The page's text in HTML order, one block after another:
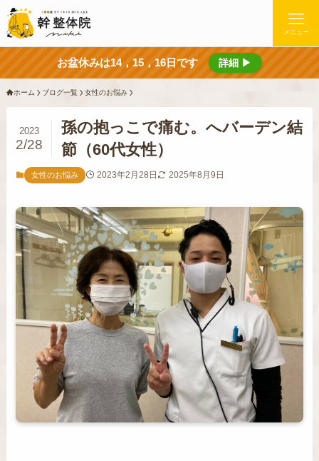
メニュー
お盆休みは14，15，16日です 詳細 ▶
ホーム ブログ一覧 女性のお悩み
孫の抱っこで痛む。へバーデン結
節（60代女性）
2023
2/28
女性のお悩み 2023年2月28日 2025年8月9日